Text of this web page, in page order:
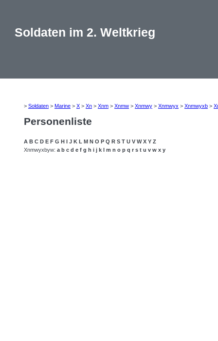
Soldaten im 2. Weltkrieg
> Soldaten > Marine > X > Xn > Xnm > Xnmw > Xnmwy > Xnmwyx > Xnmwyxb >
Personenliste
A B C D E F G H I J K L M N O P Q R S T U V W X Y Z
Xnmwyxbyw: a b c d e f g h i j k l m n o p q r s t u v w x y